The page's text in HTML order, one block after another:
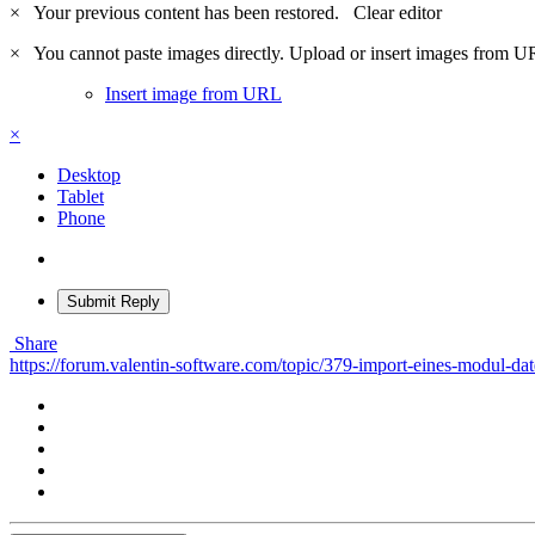
×
Your previous content has been restored. Clear editor
×
You cannot paste images directly. Upload or insert images from
Insert image from URL
×
Desktop
Tablet
Phone
Submit Reply
Share
https://forum.valentin-software.com/topic/379-import-eines-modul-